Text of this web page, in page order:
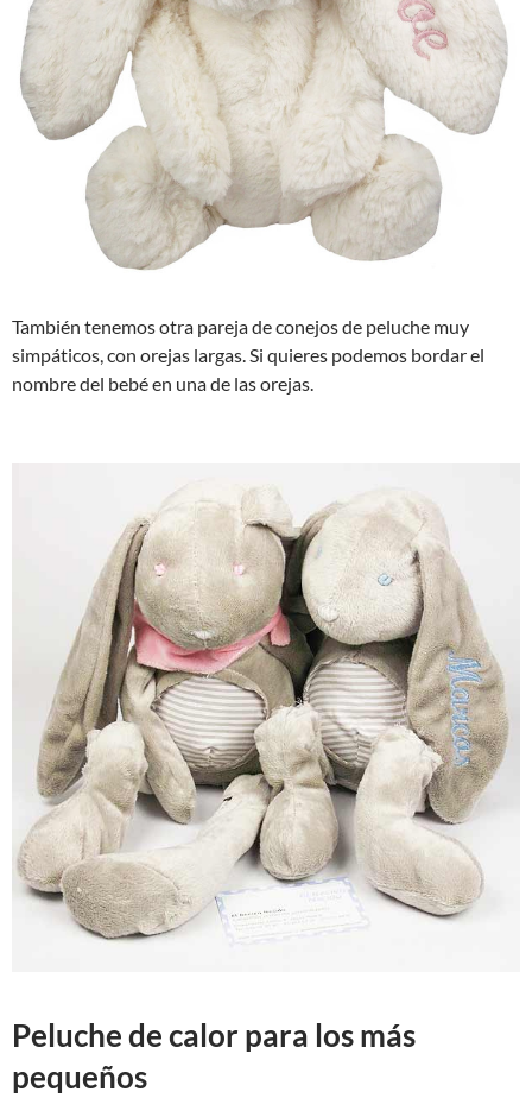
También tenemos otra pareja de conejos de peluche muy
simpáticos, con orejas largas. Si quieres podemos bordar el
nombre del bebé en una de las orejas.
Peluche de calor para los más
pequeños